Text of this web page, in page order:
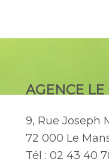
AGENCE
9, Rue Joseph
72 000 Le
Tél : 02 43 40